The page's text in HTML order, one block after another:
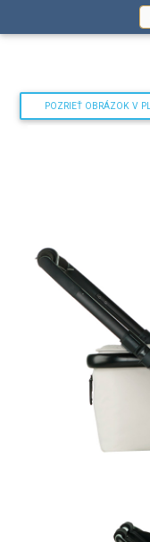
POZRIEŤ OBRÁZOK V